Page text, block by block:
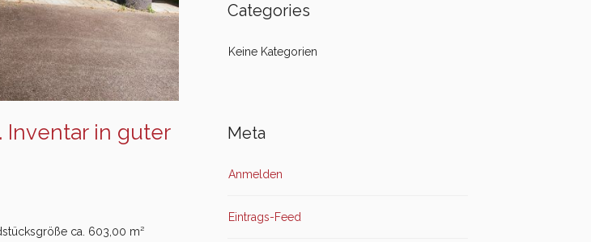
Inventar in guter
ca. 603,00 m²
Categories
Keine Kategorien
Meta
Anmelden
Eintrags-Feed